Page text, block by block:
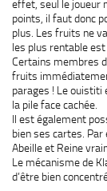
effet, seul le joueur
points, il faut donc
plus. Les fruits ne
les plus rentable est
Certains membres
fruits
parages ! Le ouistiti
la pile face cachée.
Il est également
bien ses cartes.
Abeille et Reine
Le mécanisme de
d’être bien